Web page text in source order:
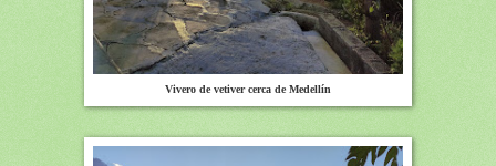
Vivero de vetiver cerca de Medellín